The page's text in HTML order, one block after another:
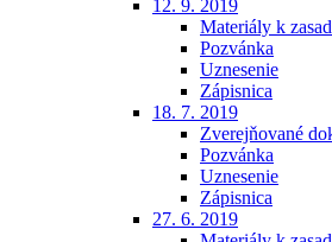
12. 9. 2019
Materiály k
Pozvánka
Uznesenie
Zápisnica
18. 7. 2019
Zverejňované
Pozvánka
Uznesenie
Zápisnica
27. 6. 2019